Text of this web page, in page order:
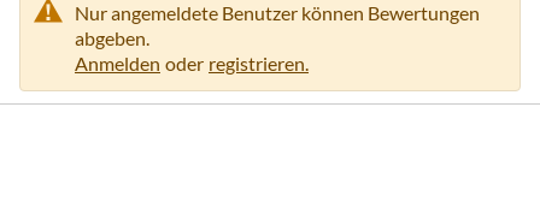
Nur angemeldete Benutzer können Bewertungen
abgeben.
Anmelden oder registrieren.